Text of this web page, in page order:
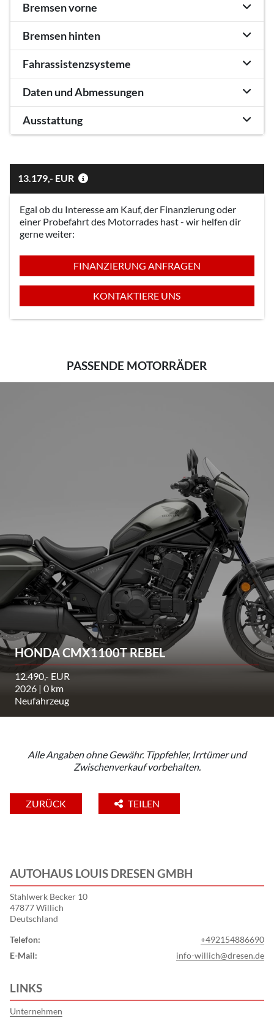
Bremsen vorne
Bremsen hinten
Fahrassistenzsysteme
Daten und Abmessungen
Ausstattung
13.179,- EUR
Egal ob du Interesse am Kauf, der Finanzierung oder
einer Probefahrt des Motorrades hast - wir helfen dir
gerne weiter:
FINANZIERUNG ANFRAGEN
KONTAKTIERE UNS
PASSENDE MOTORRÄDER
HONDA CMX1100T REBEL
12.490,- EUR
2026 | 0 km
Neufahrzeug
Alle Angaben ohne Gewähr. Tippfehler, Irrtümer und
Zwischenverkauf vorbehalten.
ZURÜCK TEILEN
AUTOHAUS LOUIS DRESEN GMBH
Stahlwerk Becker 10
47877 Willich
Deutschland
Telefon:
+492154886690
E-Mail:
info-willich@dresen.de
LINKS
Unternehmen